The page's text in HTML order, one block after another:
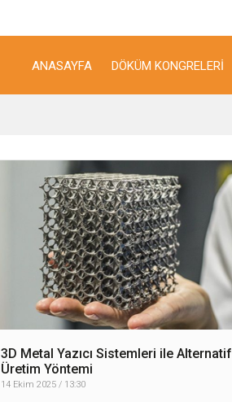
ANASAYFA DÖKÜM KONGRELERI
3D Metal Yazıcı Sistemleri ile Alternatif
Üretim Yöntemi
14 Ekim 2025 / 13:30